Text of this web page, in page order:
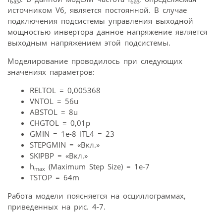
источником V6, является постоянной. В случае
подключения подсистемы управления выходной
мощностью инвертора данное напряжение является
выходным напряжением этой подсистемы.
Моделирование проводилось при следующих
значениях параметров:
RELTOL = 0,005368
VNTOL = 56u
ABSTOL = 8u
CHGTOL = 0,01p
GMIN = 1e-8 ITL4 = 23
STEPGMIN = «Вкл.»
SKIPBP = «Вкл.»
hmax (Maximum Step Size) = 1e-7
TSTOP = 64m
Работа модели поясняется на осциллограммах,
приведенных на рис. 4-7.